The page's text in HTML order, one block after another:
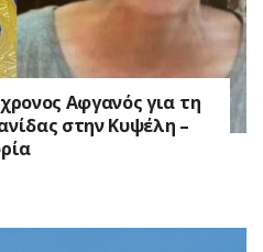
Αφγανός για τη
στην Κυψέλη –